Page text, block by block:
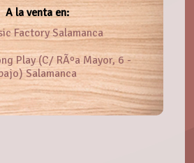
A la venta en: